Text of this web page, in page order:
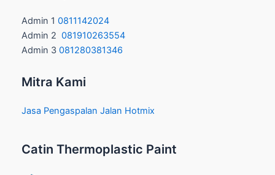
Admin 1 0811142024
Admin 2 081910263554
Admin 3 081280381346
Mitra Kami
Jasa Pengaspalan Jalan Hotmix
Catin Thermoplastic Paint